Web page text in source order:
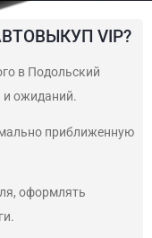
VIP?
в Подольский
и ожиданий.
приближенную
оформлять